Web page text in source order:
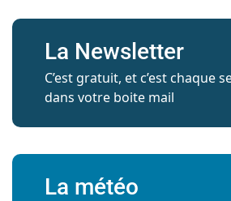
La Newsletter
C’est gratuit, et c’est chaque
dans votre boite mail
La météo